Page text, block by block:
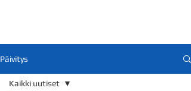
Päivitys
Kaikki uutiset